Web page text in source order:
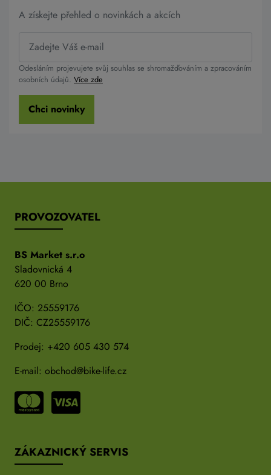
A získejte přehled o novinkách a akcích
Odesláním projevujete svůj souhlas se shromažďováním a zpracováním
osobních údajů. Více zde
Chci novinky
PROVOZOVATEL
BS Market s.r.o
Sladovnická 4
620 00 Brno
IČO: 25559176
DIČ: CZ25559176
Prodej: +420 605 430 574
E-mail: obchod@bike-life.cz
ZÁKAZNICKÝ SERVIS